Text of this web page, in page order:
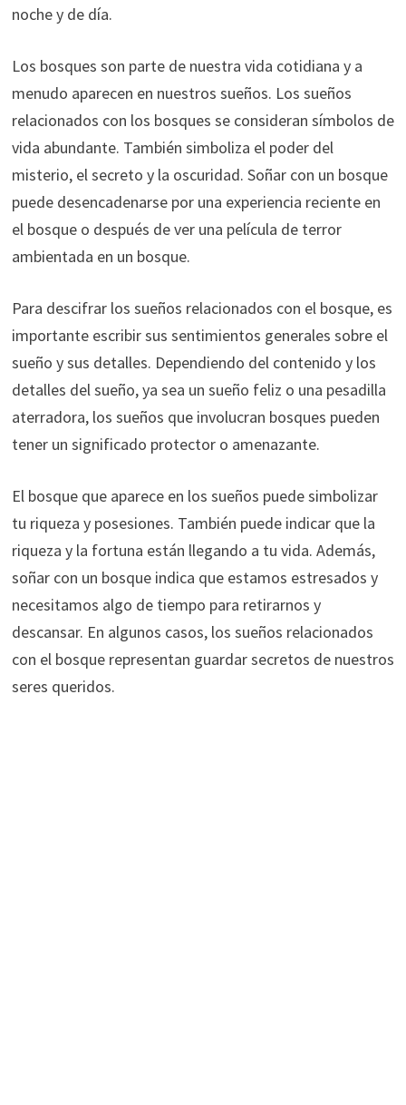
noche y de día.
Los bosques son parte de nuestra vida cotidiana y a
menudo aparecen en nuestros sueños. Los sueños
relacionados con los bosques se consideran símbolos de
vida abundante. También simboliza el poder del
misterio, el secreto y la oscuridad. Soñar con un bosque
puede desencadenarse por una experiencia reciente en
el bosque o después de ver una película de terror
ambientada en un bosque.
Para descifrar los sueños relacionados con el bosque, es
importante escribir sus sentimientos generales sobre el
sueño y sus detalles. Dependiendo del contenido y los
detalles del sueño, ya sea un sueño feliz o una pesadilla
aterradora, los sueños que involucran bosques pueden
tener un significado protector o amenazante.
El bosque que aparece en los sueños puede simbolizar
tu riqueza y posesiones. También puede indicar que la
riqueza y la fortuna están llegando a tu vida. Además,
soñar con un bosque indica que estamos estresados y
necesitamos algo de tiempo para retirarnos y
descansar. En algunos casos, los sueños relacionados
con el bosque representan guardar secretos de nuestros
seres queridos.